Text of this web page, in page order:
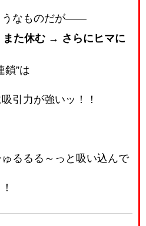
うなものだが――
た休む → さらにヒマに
鎖”は
引力が強いッ！！
るるる～っと吸い込んで